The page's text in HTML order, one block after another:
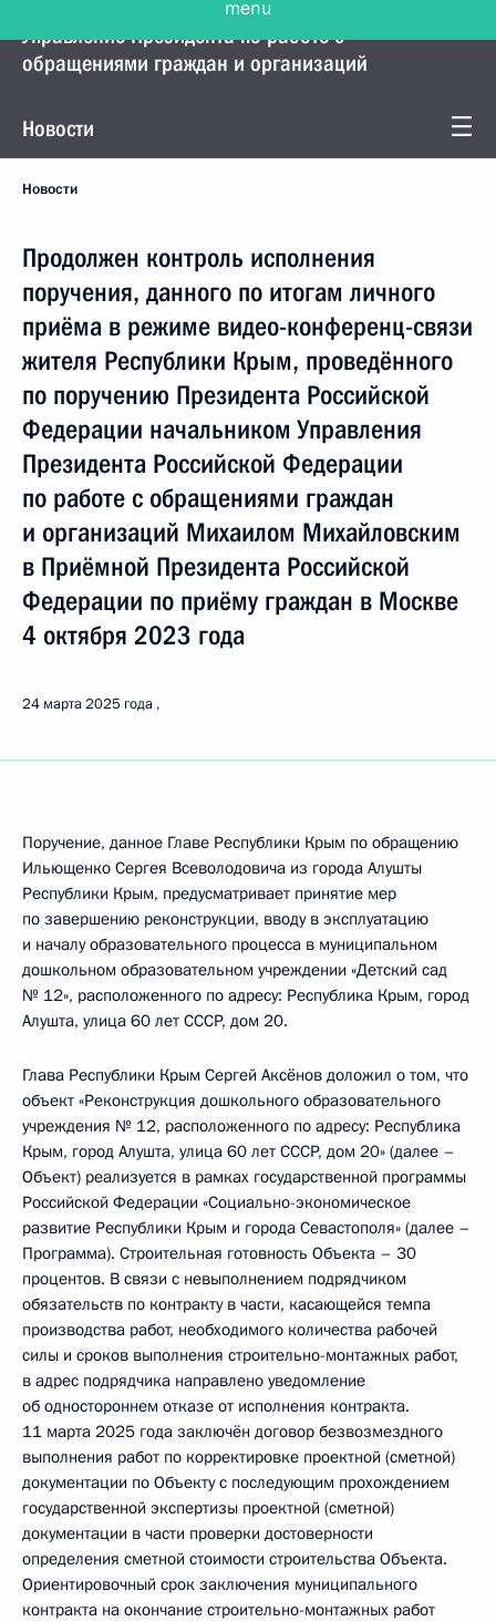
Управление Президента по работе с
обращениями граждан и организаций
Новости
Новости
Продолжен контроль исполнения
поручения, данного по итогам личного
приёма в режиме видео-конференц-связи
жителя Республики Крым, проведённого
по поручению Президента Российской
Федерации начальником Управления
Президента Российской Федерации
по работе с обращениями граждан
и организаций Михаилом Михайловским
в Приёмной Президента Российской
Федерации по приёму граждан в Москве
4 октября 2023 года
24 марта 2025 года
Поручение, данное Главе Республики Крым по обращению
Ильющенко Сергея Всеволодовича из города Алушты
Республики Крым, предусматривает принятие мер
по завершению реконструкции, вводу в эксплуатацию
и началу образовательного процесса в муниципальном
дошкольном образовательном учреждении «Детский сад
№ 12», расположенного по адресу: Республика Крым, город
Алушта, улица 60 лет СССР, дом 20.
Глава Республики Крым Сергей Аксёнов доложил о том, что
объект «Реконструкция дошкольного образовательного
учреждения № 12, расположенного по адресу: Республика
Крым, город Алушта, улица 60 лет СССР, дом 20» (далее –
Объект) реализуется в рамках государственной программы
Российской Федерации «Социально-экономическое
развитие Республики Крым и города Севастополя» (далее –
Программа). Строительная готовность Объекта – 30
процентов. В связи с невыполнением подрядчиком
обязательств по контракту в части, касающейся темпа
производства работ, необходимого количества рабочей
силы и сроков выполнения строительно-монтажных работ,
в адрес подрядчика направлено уведомление
об одностороннем отказе от исполнения контракта.
11 марта 2025 года заключён договор безвозмездного
выполнения работ по корректировке проектной (сметной)
документации по Объекту с последующим прохождением
государственной экспертизы проектной (сметной)
документации в части проверки достоверности
определения сметной стоимости строительства Объекта.
Ориентировочный срок заключения муниципального
контракта на окончание строительно-монтажных работ